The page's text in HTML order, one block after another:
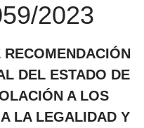
2023
DEL ESTADO DE
A LOS
LA LEGALIDAD Y